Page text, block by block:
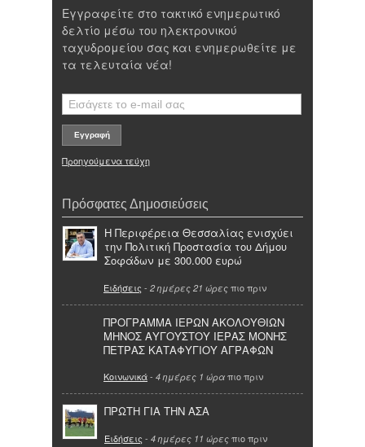
Εγγραφείτε στο τακτικό ενημερωτικό
δελτίο μέσω του ηλεκτρονικού
ταχυδρομείου σας και ενημερωθείτε με
τα τελευταία νέα!
Προηγούμενα τεύχη
Πρόσφατες Δημοσιεύσεις
Η Περιφέρεια Θεσσαλίας ενισχύει
την Πολιτική Προστασία του Δήμου
Σοφάδων με 300.000 ευρώ
Ειδήσεις - 2 ημέρες 21 ώρες πιο πριν
ΠΡΟΓΡΑΜΜΑ ΙΕΡΩΝ ΑΚΟΛΟΥΘΙΩΝ
ΜΗΝΟΣ ΑΥΓΟΥΣΤΟΥ ΙΕΡΑΣ ΜΟΝΗΣ
ΠΕΤΡΑΣ ΚΑΤΑΦΥΓΙΟΥ ΑΓΡΑΦΩΝ
Κοινωνικά- 4 ημέρες 1 ώρα πιο πριν
ΠΡΩΤΗ ΓΙΑ ΤΗΝ ΑΣΑ
Ειδήσεις - 4 ημέρες 11 ώρες πιο πριν